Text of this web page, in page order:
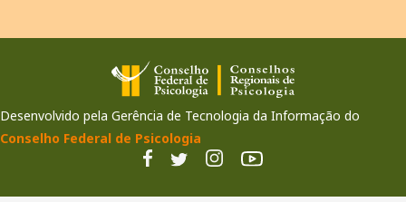
Desenvolvido pela Gerência de Tecnologia da Informação do
Conselho Federal de Psicologia